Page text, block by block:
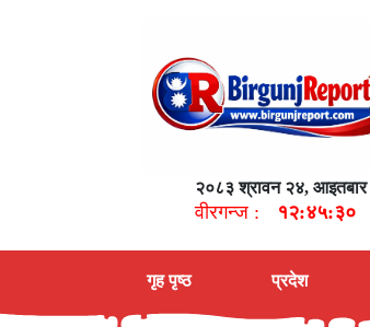
२०८३ श्रावन २४, आइतबार
वीरगन्ज : १२:४५:३१
गृह पृष्ठ प्रदेश